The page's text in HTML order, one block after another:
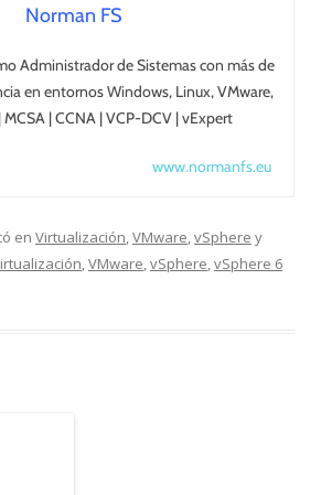
Norman FS
Administrador de Sistemas con más de
en entornos Windows, Linux, VMware,
MCSA | CCNA | VCP-DCV | vExpert
www.normanfs.eu
en Virtualización,VMware,vSphere y
,VMware,vSphere,vSphere 6